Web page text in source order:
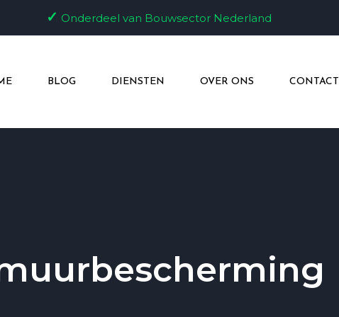
✓ Onderdeel van Bouwsector Nederland
BLOG DIENSTEN OVER ONS CONTACT